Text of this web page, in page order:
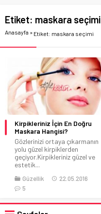
Etiket: maskara seçimi
Anasayfa » Etiket: maskara seçimi
Kirpikleriniz İçin En Doğru
Maskara Hangisi?
Gözlerinizi ortaya çıkarmanın
yolu güzel kirpiklerden
geçiyor.Kirpikleriniz güzel ve
estetik...
Güzellik
22.05.2016
5